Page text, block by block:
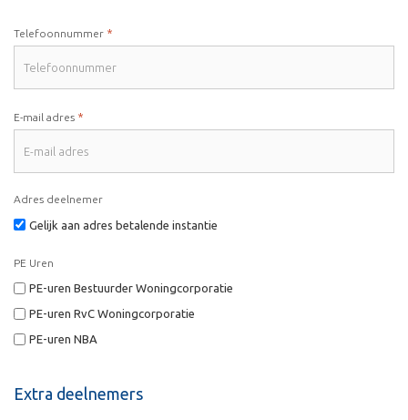
Telefoonnummer *
E-mail adres *
Adres deelnemer
Gelijk aan adres betalende instantie
PE Uren
PE-uren Bestuurder Woningcorporatie
PE-uren RvC Woningcorporatie
PE-uren NBA
Extra deelnemers